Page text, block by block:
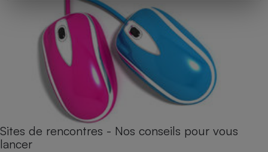
Sites de rencontres - Nos conseils pour vous
lancer